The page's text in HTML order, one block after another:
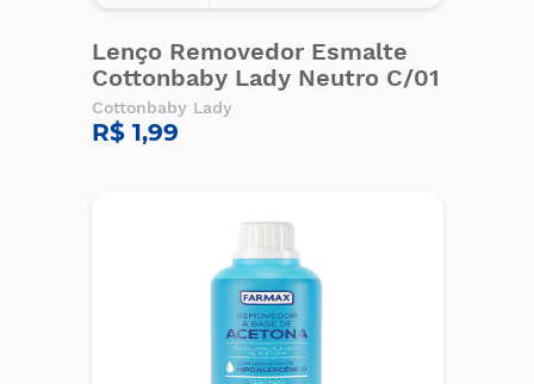
Lenço Removedor Esmalte
Cottonbaby Lady Neutro C/01
Cottonbaby Lady
R$ 1,99